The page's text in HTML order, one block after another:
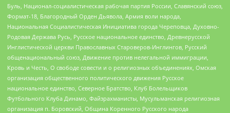
Буль, Национал-социалистическая рабочая партия России, Славянский союз,
Формат-18, Благородный Орден Дьявола, Армия воли народа,
Национальная Социалистическая Инициатива города Череповца, Духовно-
Родовая Держава Русь, Русское национальное единство, Древнерусской
Инглистической церкви Православных Староверов-Инглингов, Русский
общенациональный союз, Движение против нелегальной иммиграции,
Кровь и Честь, О свободе совести и о религиозных объединениях, Омская
организация общественного политического движения Русское
национальное единство, Северное Братство, Клуб Болельщиков
Футбольного Клуба Динамо, Файзрахманисты, Мусульманская религиозная
организация п. Боровский, Община Коренного Русского народа